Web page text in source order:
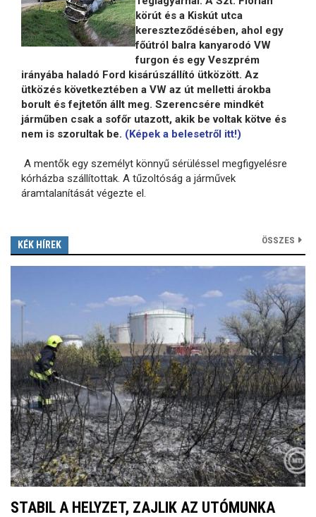
körút és a Kiskút utca
kereszteződésében, ahol egy
főútról balra kanyarodó VW
furgon és egy Veszprém
irányába haladó Ford kisárúszállító ütközött. Az
ütközés következtében a VW az út melletti árokba
borult és fejtetőn állt meg. Szerencsére mindkét
járműben csak a sofőr utazott, akik be voltak kötve és
nem is szorultak be. (Képek a belesetről itt!)
A mentők egy személyt könnyű sérüléssel megfigyelésre
kórházba szállítottak. A tűzoltóság a járművek
áramtalanítását végezte el.
KÉK HÍREK ÖSSZES
STABIL A HELYZET, ZAJLIK AZ UTÓMUNKA